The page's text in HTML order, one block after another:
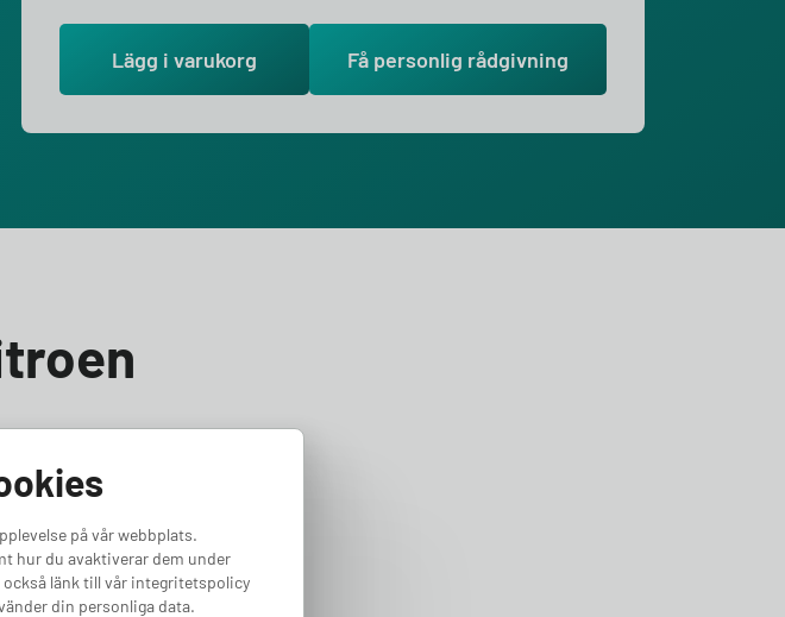
Lägg i varukorg Få personlig rådgivning
välja rätt! Till
kW effekt. Oavsett
bil, har vi rätt
på vår webbplats.
hur du avaktiverar dem under
länk till vår integritetspolicy
din personliga data.